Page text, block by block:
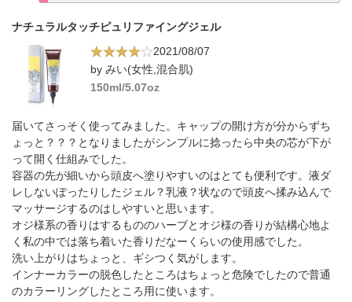
ナチュラルタッチピュリファイングジェル
2021/08/07
by みい(女性,混合肌)
150ml/5.07oz
届いてさっそく使ってみました。キャップの開け方が分からずち
ょっと？？？となりましたがシンプルに捻ったら中央の芯が下が
って開く仕組みでした。
容器の先が細いから頭皮へ塗りやすいのはとても便利です。液ダ
レしないぽったりしたジェル？乳液？状なので頭皮へ揉み込んで
マッサージするのはしやすいと思います。
オジ様系の香りはするもののハーブとオジ様の香りが結構心地よ
く私の中では落ち着いた香りだなーくらいの使用感でした。
洗い上がりはちょっと、ギシつく気がします。
インナーカラーの脱色したところはちょっと危険でしたので普通
のカラーリングしたところ用に使います。